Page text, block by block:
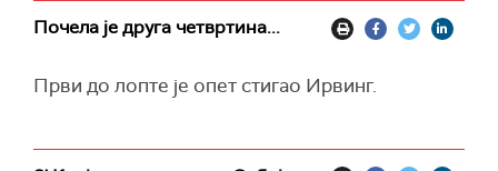
Почела је друга четвртина...
Први до лопте је опет стигао Ирвинг.